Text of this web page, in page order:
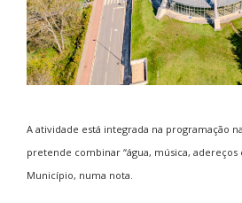
A atividade está integrada na programação
pretende combinar “água, música, adereços
Município, numa nota.